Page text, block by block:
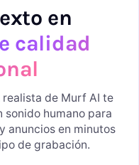
en
calidad
de Murf AI te
humano para
anuncios en minutos
de grabación.